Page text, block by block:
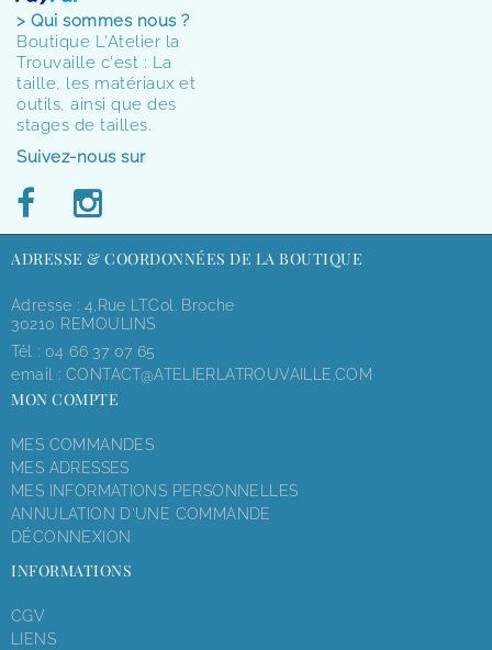
> Qui sommes nous ?
Boutique L'Atelier la
Trouvaille c'est : La
taille, les matériaux et
outils, ainsi que des
stages de tailles.
Suivez-nous sur
ADRESSE & COORDONNÉES DE LA BOUTIQUE
Adresse : 4,rue LT.Col. Broche
30210 REMOULINS
Tél : 04 66 37 07 65
email : CONTACT@ATELIERLATROUVAILLE.COM
MON COMPTE
MES COMMANDES
MES ADRESSES
MES INFORMATIONS PERSONNELLES
ANNULATION D'UNE COMMANDE
DÉCONNEXION
INFORMATIONS
CGV
LIENS